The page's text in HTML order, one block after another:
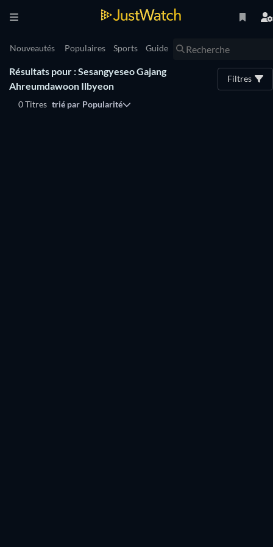
Nouveautés Populaires Sports Guide
Résultats pour : Sesangyeseo Gajang
Ahreumdawoon Ilbyeon
Filtres
0 Titres trié par Popularité